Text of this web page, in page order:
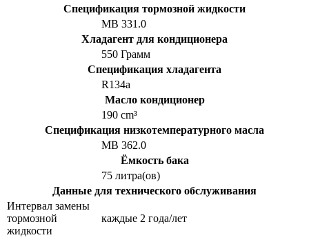
Спецификация тормозной жидкости
MB 331.0
Хладагент для кондиционера
550 Грамм
Спецификация хладагента
R134a
Масло кондиционер
190 cm³
Спецификация низкотемпературного масла
MB 362.0
Ёмкость бака
75 литра(ов)
Данные для технического обслуживания
Интервал замены
тормозной
жидкости
каждые 2 года/лет